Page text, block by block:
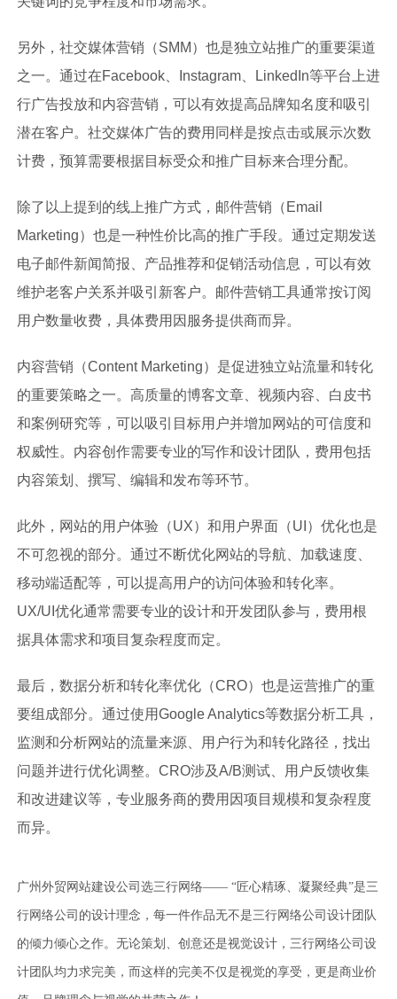
另外，社交媒体营销（SMM）也是独立站推广的重要渠道
之一。通过在Facebook、Instagram、LinkedIn等平台上进
行广告投放和内容营销，可以有效提高品牌知名度和吸引
潜在客户。社交媒体广告的费用同样是按点击或展示次数
计费，预算需要根据目标受众和推广目标来合理分配。
除了以上提到的线上推广方式，邮件营销（Email
Marketing）也是一种性价比高的推广手段。通过定期发送
电子邮件新闻简报、产品推荐和促销活动信息，可以有效
维护老客户关系并吸引新客户。邮件营销工具通常按订阅
用户数量收费，具体费用因服务提供商而异。
内容营销（Content Marketing）是促进独立站流量和转化
的重要策略之一。高质量的博客文章、视频内容、白皮书
和案例研究等，可以吸引目标用户并增加网站的可信度和
权威性。内容创作需要专业的写作和设计团队，费用包括
内容策划、撰写、编辑和发布等环节。
此外，网站的用户体验（UX）和用户界面（UI）优化也是
不可忽视的部分。通过不断优化网站的导航、加载速度、
移动端适配等，可以提高用户的访问体验和转化率。
UX/UI优化通常需要专业的设计和开发团队参与，费用根
据具体需求和项目复杂程度而定。
最后，数据分析和转化率优化（CRO）也是运营推广的重
要组成部分。通过使用Google Analytics等数据分析工具，
监测和分析网站的流量来源、用户行为和转化路径，找出
问题并进行优化调整。CRO涉及A/B测试、用户反馈收集
和改进建议等，专业服务商的费用因项目规模和复杂程度
而异。
广州外贸网站建设公司选三行网络—— “匠心精琢、凝聚经典”是三
行网络公司的设计理念，每一件作品无不是三行网络公司设计团队
的倾力倾心之作。无论策划、创意还是视觉设计，三行网络公司设
计团队均力求完美，而这样的完美不仅是视觉的享受，更是商业价